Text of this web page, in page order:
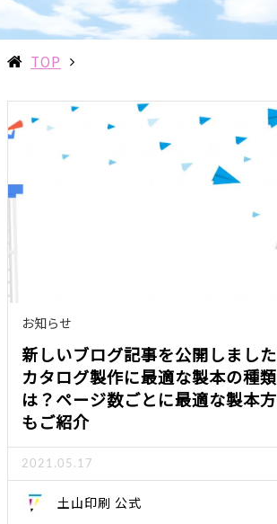
TOP
お知らせ
新しいブログ記事を公開しまし
カタログ製作に最適な製本の種類
は？ページ数ごとに最適な製本
もご紹介
2021.05.17
土山印刷 公式